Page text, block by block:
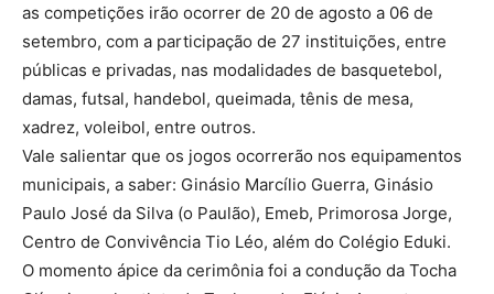
as competições irão ocorrer de 20 de agosto a 06 de
setembro, com a participação de 27 instituições, entre
públicas e privadas, nas modalidades de basquetebol,
damas, futsal, handebol, queimada, tênis de mesa,
xadrez, voleibol, entre outros.
Vale salientar que os jogos ocorrerão nos equipamentos
municipais, a saber: Ginásio Marcílio Guerra, Ginásio
Paulo José da Silva (o Paulão), Emeb, Primorosa Jorge,
Centro de Convivência Tio Léo, além do Colégio Eduki.
O momento ápice da cerimônia foi a condução da Tocha